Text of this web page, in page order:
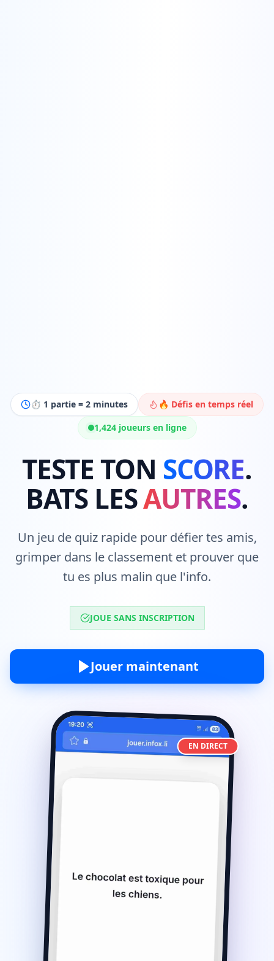
⏱️ 1 partie = 2 minutes
🔥 Défis en temps réel
1,426joueurs en ligne
TESTE TON SCORE.
BATS LESAUTRES.
Un jeu de quiz rapide pour défier tes amis,
grimper dans le classement et prouver que
tu es plus malin que l'info.
JOUE SANS INSCRIPTION
Jouer maintenant
EN DIRECT